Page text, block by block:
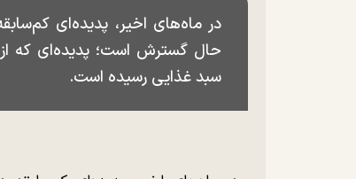
در ماه‌های اخیر، پدیده‌ای
حال گسترش است؛ پدیده‌ای که از
سبد غذایی رسیده است.